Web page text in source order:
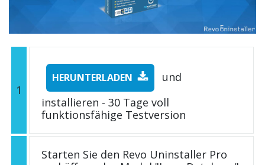
1
HERUNTERLADEN
und
installieren - 30 Tage voll
funktionsfähige Testversion
Starten Sie den Revo Uninstaller Pro